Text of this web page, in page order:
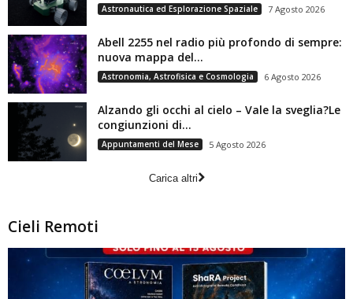
Astronautica ed Esplorazione Spaziale 7 Agosto 2026
Abell 2255 nel radio più profondo di sempre:
nuova mappa del...
Astronomia, Astrofisica e Cosmologia 6 Agosto 2026
Alzando gli occhi al cielo – Vale la sveglia?Le
congiunzioni di...
Appuntamenti del Mese 5 Agosto 2026
Carica altri
Cieli Remoti